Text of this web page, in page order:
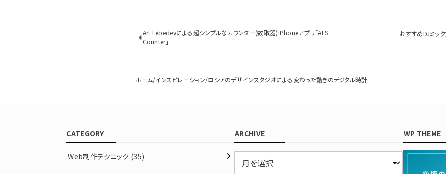
Art Lebedevによる超シンプルなカウンター(数取器)iPhoneアプリ｢ALS
Counter｣
おすすめDJミッ
ホーム インスピレーション ロシアのデザインスタジオによる変わった動きのデジタル時計
CATEGORY
Web制作テクニック (35)
ARCHIVE WP THEME